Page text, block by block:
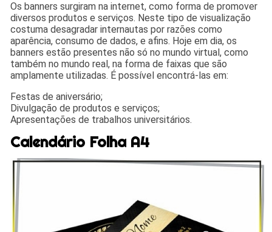
Os banners surgiram na internet, como forma de promover
diversos produtos e serviços. Neste tipo de visualização
costuma desagradar internautas por razões como
aparência, consumo de dados, e afins. Hoje em dia, os
banners estão presentes não só no mundo virtual, como
também no mundo real, na forma de faixas que são
amplamente utilizadas. É possível encontrá-las em:
Festas de aniversário;
Divulgação de produtos e serviços;
Apresentações de trabalhos universitários.
Calendário Folha A4